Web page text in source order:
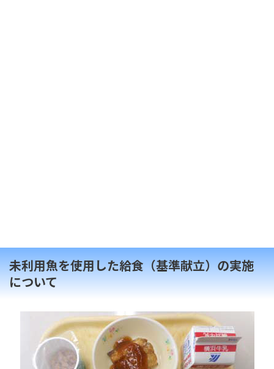
未利用魚を使用した給食（基準献立）の実施
について